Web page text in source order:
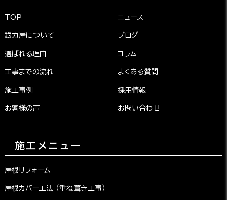
TOP
錻力屋について
選ばれる理由
工事までの流れ
施工事例
お客様の声
ニュース
ブログ
コラム
よくある質問
採用情報
お問い合わせ
施工メニュー
屋根リフォーム
屋根カバー工法 （重ね葺き工事）